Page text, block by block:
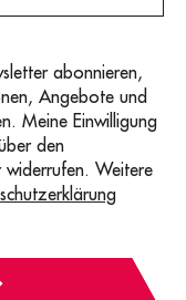
abonnieren,
Angebote und
Meine Einwilligung
den
widerrufen. Weitere